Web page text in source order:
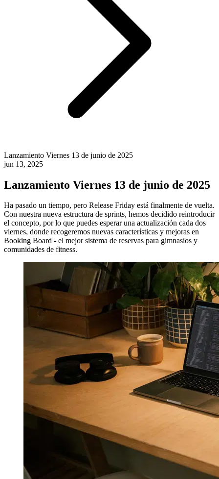
Lanzamiento Viernes 13 de junio de 2025
jun 13, 2025
Lanzamiento Viernes 13 de junio de 2025
Ha pasado un tiempo, pero Release Friday está finalmente de vuelta.
Con nuestra nueva estructura de sprints, hemos decidido reintroducir
el concepto, por lo que puedes esperar una actualización cada dos
viernes, donde recogeremos nuevas características y mejoras en
Booking Board - el mejor sistema de reservas para gimnasios y
comunidades de fitness.